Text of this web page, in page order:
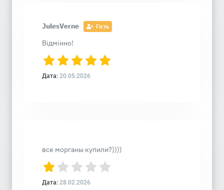
JulesVerne Гість
Відмінно!
Дата: 20.05.2026
все морганы купили?))))
Дата: 28.02.2026